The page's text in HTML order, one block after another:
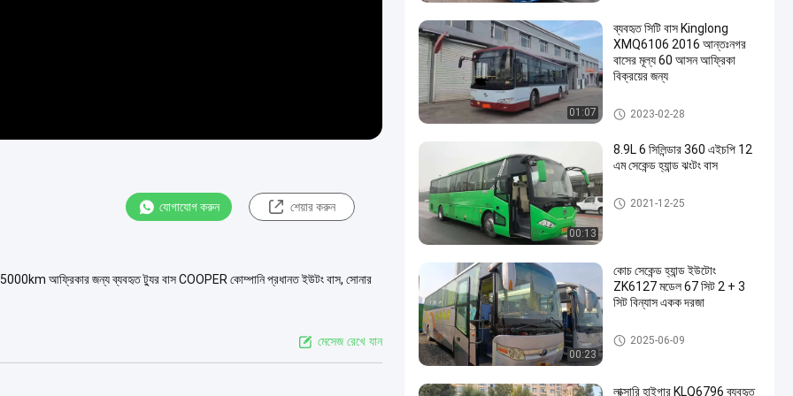
যোগাযোগ করুন শেয়ার করুন
আফ্রিকার জন্য ব্যবহৃত ট্যুর বাস COOPER কোম্পানি প্রধানত ইউটং বাস, সোনার
মেসেজ রেখে যান
01:07
ব্যবহৃত সিটি বাস Kinglong
XMQ6106 2016 আন্তঃনগর
বাসের মূল্য 60 আসন আফ্রিকা
বিক্রয়ের জন্য
ব্যবহৃত ট্যুর বাস
2023-02-28
00:13
8.9L 6 সিলিন্ডার 360 এইচপি 12
এম সেকেন্ড হ্যান্ড ঝংটং বাস
ব্যবহৃত ট্যুর বাস
2021-12-25
00:23
কোচ সেকেন্ড হ্যান্ড ইউটোং
ZK6127 মডেল 67 সিট 2 + 3
সিট বিন্যাস একক দরজা
ব্যবহৃত ট্যুর বাস
2025-06-09
লাক্সারি হাইগার KLQ6796 ব্যবহৃত